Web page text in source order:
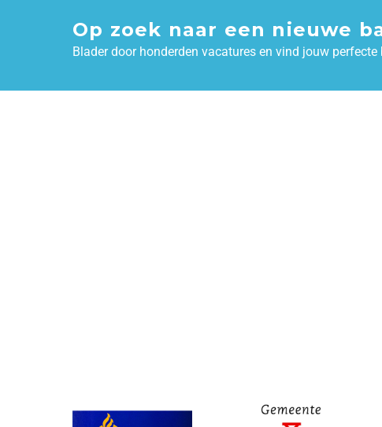
Op zoek naar een nieuwe
Blader door honderden vacatures en vind jouw perfecte